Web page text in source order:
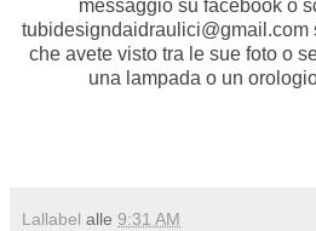
messaggio su facebook o
tubidesigndaidraulici@gmail.com
che avete visto tra le sue foto o
una lampada o un
Lallabel alle 9:31 AM